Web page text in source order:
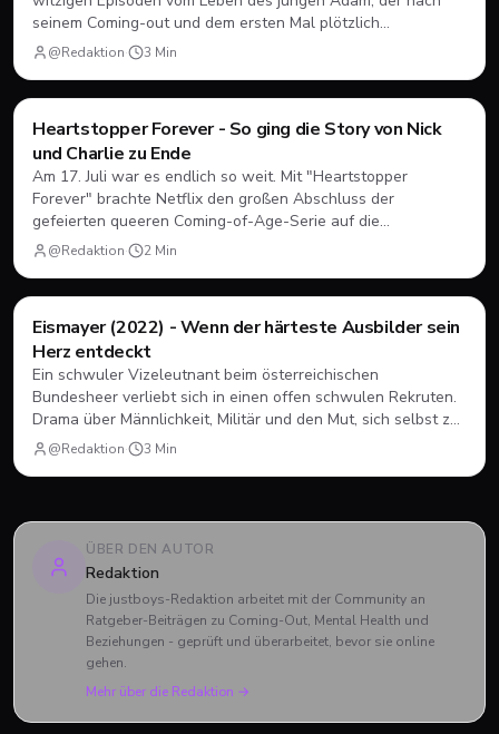
seinem Coming-out und dem ersten Mal plötzlich
herausfinden muss, wie Dating, Freundschaft und Familie
unter neuen Vorzeichen funktionieren.
@Redaktion· 3 Min
Filme & Serien
Heartstopper Forever - So ging die Story von Nick
und Charlie zu Ende
Am 17. Juli war es endlich so weit. Mit "Heartstopper
Forever" brachte Netflix den großen Abschluss der
gefeierten queeren Coming-of-Age-Serie auf die
Bildschirme. Statt einer vierten Staffel gab es diesmal einen
abendfüllenden Spielfilm. Wir blicken zurück, wie sich Nick
@Redaktion· 2 Min
Filme & Serien
Eismayer (2022) - Wenn der härteste Ausbilder sein
Herz entdeckt
Ein schwuler Vizeleutnant beim österreichischen
Bundesheer verliebt sich in einen offen schwulen Rekruten.
Drama über Männlichkeit, Militär und den Mut, sich selbst zu
sein.@Redaktion· 3 Min
ÜBER DEN AUTOR
Redaktion
Die justboys-Redaktion arbeitet mit der Community an
Ratgeber-Beiträgen zu Coming-Out, Mental Health und
Beziehungen - geprüft und überarbeitet, bevor sie online
gehen.
Mehr über die Redaktion →